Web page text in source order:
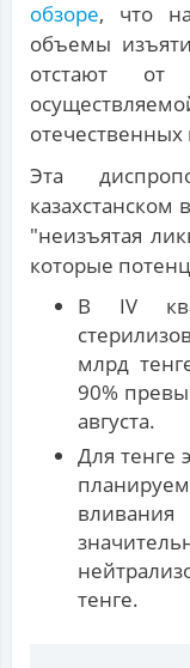
обзоре, что
объемы
отстают от
Эта
"неизъятая
которые
В IV
млрд
90%
августа.
Для тенге
тенге.